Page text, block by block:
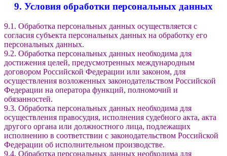
9. Условия обработки персональных данных
9.1. Обработка персональных данных осуществляется с
согласия субъекта персональных данных на обработку его
персональных данных.
9.2. Обработка персональных данных необходима для
достижения целей, предусмотренных международным
договором Российской Федерации или законом, для
осуществления возложенных законодательством Российской
Федерации на оператора функций, полномочий и
обязанностей.
9.3. Обработка персональных данных необходима для
осуществления правосудия, исполнения судебного акта, акта
другого органа или должностного лица, подлежащих
исполнению в соответствии с законодательством Российской
Федерации об исполнительном производстве.
9.4. Обработка персональных данных необходима для